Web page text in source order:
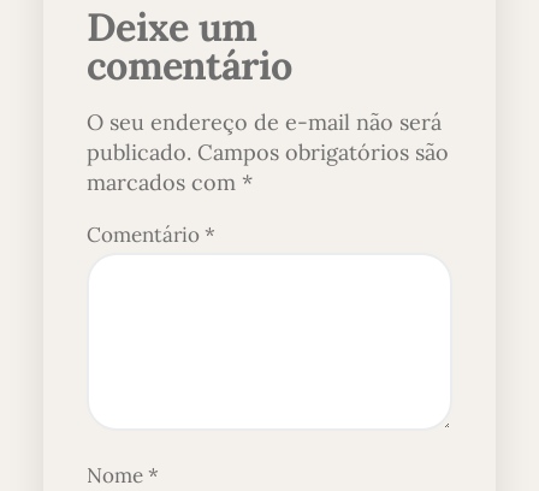
Deixe um
comentário
O seu endereço de e-mail não será
publicado. Campos obrigatórios são
marcados com *
Comentário*
Nome*